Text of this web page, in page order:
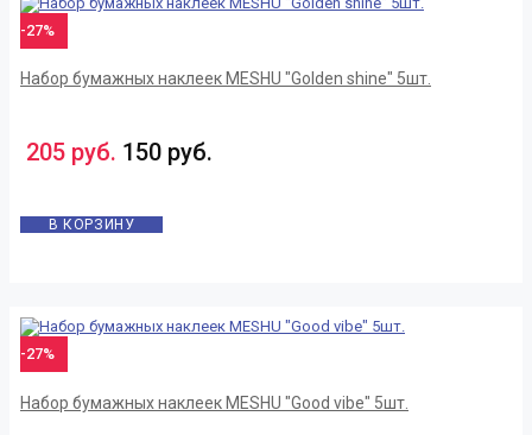
-27%
Набор бумажных наклеек MESHU "Golden shine" 5шт.
205 руб. 150 руб.
В КОРЗИНУ
-27%
Набор бумажных наклеек MESHU "Good vibe" 5шт.